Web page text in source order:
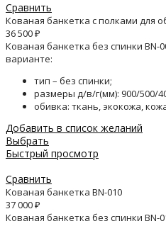
Сравнить
Кованая банкетка с полками для
36 500₽
Кованая банкетка без спинки BN-
варианте:
тип – без спинки;
размеры д/в/г(мм): 900/500/
обивка: ткань, экокожа,
Добавить в список желаний
Выбрать
Быстрый просмотр
Сравнить
Кованая банкетка BN-010
37 000₽
Кованая банкетка без спинки BN-